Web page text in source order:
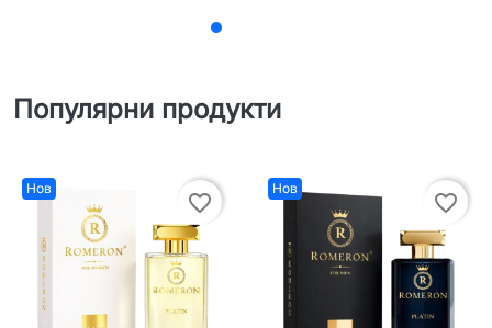
Популярни продукти
Нов
favorite_border
Нов
favorite_border